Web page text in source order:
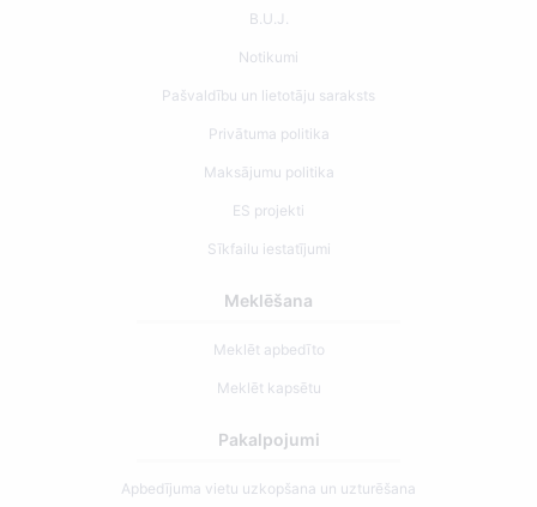
B.U.J.
Notikumi
Pašvaldību un lietotāju saraksts
Privātuma politika
Maksājumu politika
ES projekti
Sīkfailu iestatījumi
Meklēšana
Meklēt apbedīto
Meklēt kapsētu
Pakalpojumi
Apbedījuma vietu uzkopšana un uzturēšana